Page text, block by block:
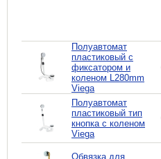
Полуавтомат
пластиковый с
фиксатором и
коленом L280mm
Viega
Полуавтомат
пластиковый тип
кнопка с коленом
Viega
Обвязка для